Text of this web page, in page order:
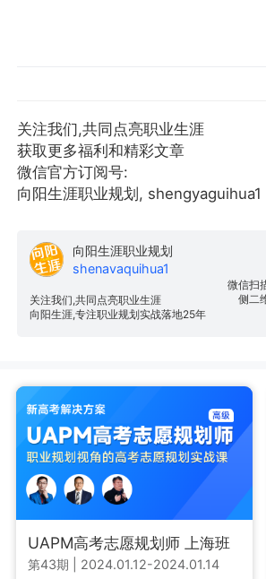
关注我们,共同点亮职业生涯
获取更多福利和精彩文章
微信官方订阅号:
向阳生涯职业规划, shengyaguihua1
微信扫
侧二
向阳生涯职业规划
shenavaquihua1
关注我们,共同点亮职业生涯
向阳生涯,专注职业规划实战落地25年
UAPM高考志愿规划师 上海班
第43期 2024.01.12-2024.01.14